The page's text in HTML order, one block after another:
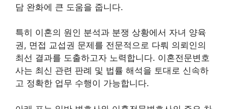
담 완화에 큰 도움을 줍니다.
특히 이혼의 원인 분석과 분쟁 상황에서 자녀 양육
권, 면접 교섭권 문제를 전문적으로 다뤄 의뢰인의
최선 결과를 도출하고자 노력합니다. 이혼전문변호
사는 최신 관련 판례 및 법률 해석을 토대로 신속하
고 정확한 업무 수행이 가능합니다.